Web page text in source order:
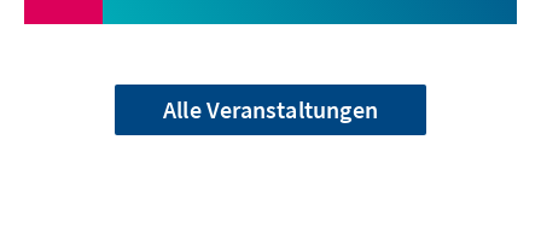
Alle Veranstaltungen